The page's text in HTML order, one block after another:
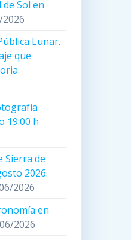
Sol en
Lunar.
que
19:00 h
Sierra de
2026.
2026
en
2026